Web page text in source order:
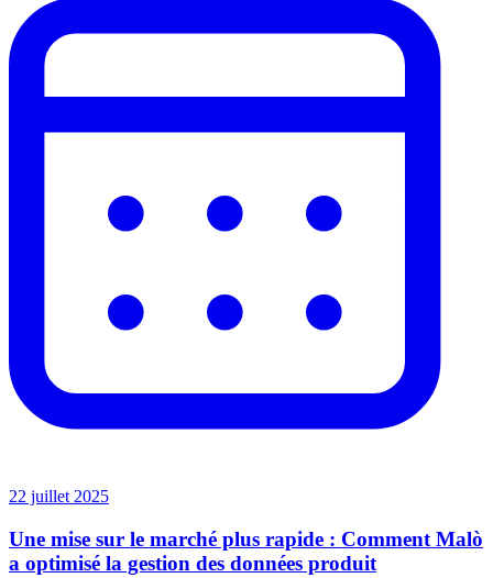
22 juillet 2025
Une mise sur le marché plus rapide : Comment Malò
a optimisé la gestion des données produit